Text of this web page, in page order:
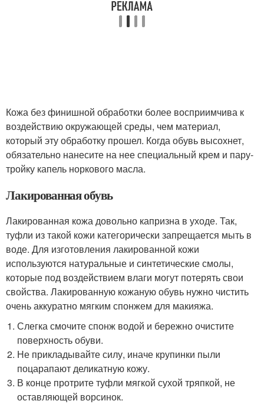
Кожа без финишной обработки более восприимчива к
воздействию окружающей среды, чем материал,
который эту обработку прошел. Когда обувь высохнет,
обязательно нанесите на нее специальный крем и пару-
тройку капель норкового масла.
Лакированная обувь
Лакированная кожа довольно капризна в уходе. Так,
туфли из такой кожи категорически запрещается мыть в
воде. Для изготовления лакированной кожи
используются натуральные и синтетические смолы,
которые под воздействием влаги могут потерять свои
свойства. Лакированную кожаную обувь нужно чистить
очень аккуратно мягким спонжем для макияжа.
Слегка смочите спонж водой и бережно очистите
поверхность обуви.
Не прикладывайте силу, иначе крупинки пыли
поцарапают деликатную кожу.
В конце протрите туфли мягкой сухой тряпкой, не
оставляющей ворсинок.